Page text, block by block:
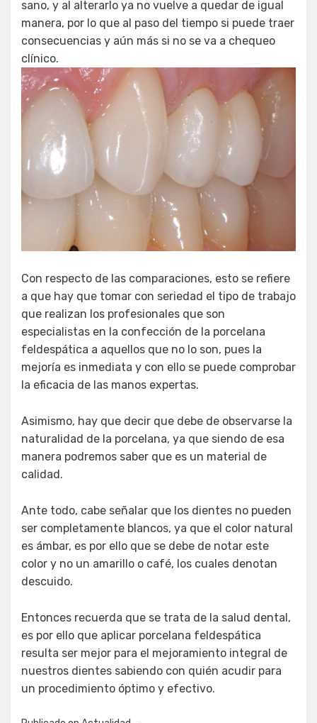
sano, y al alterarlo ya no vuelve a quedar de igual
manera, por lo que al paso del tiempo si puede traer
consecuencias y aún más si no se va a chequeo
clínico.
Con respecto de las comparaciones, esto se refiere
a que hay que tomar con seriedad el tipo de trabajo
que realizan los profesionales que son
especialistas en la confección de la porcelana
feldespática a aquellos que no lo son, pues la
mejoría es inmediata y con ello se puede comprobar
la eficacia de las manos expertas.
Asimismo, hay que decir que debe de observarse la
naturalidad de la porcelana, ya que siendo de esa
manera podremos saber que es un material de
calidad.
Ante todo, cabe señalar que los dientes no pueden
ser completamente blancos, ya que el color natural
es ámbar, es por ello que se debe de notar este
color y no un amarillo o café, los cuales denotan
descuido.
Entonces recuerda que se trata de la salud dental,
es por ello que aplicar porcelana feldespática
resulta ser mejor para el mejoramiento integral de
nuestros dientes sabiendo con quién acudir para
un procedimiento óptimo y efectivo.